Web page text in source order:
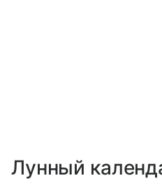
Лунный